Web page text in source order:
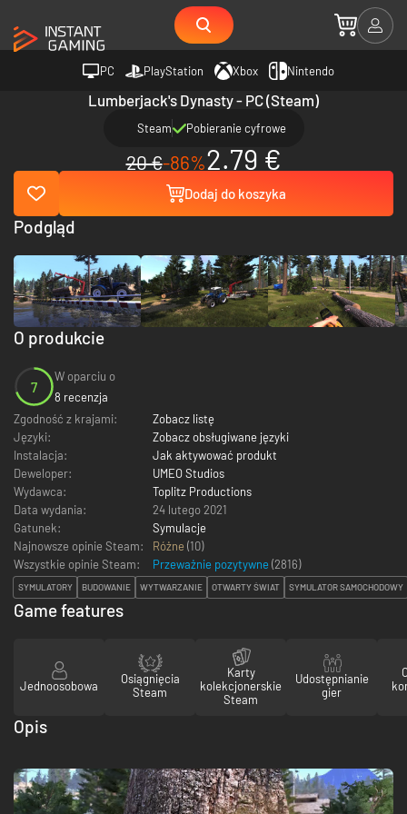
PC PlayStation Xbox Nintendo
Lumberjack's Dynasty - PC (Steam)
Steam Pobieranie cyfrowe
20 €-86%2.79 €
Dodaj do koszyka
O produkcie
7
W oparciu o
8 recenzja
Zgodność z krajami:
Zobacz listę
Języki:
Zobacz obsługiwane języki
Instalacja:
Jak aktywować produkt
Deweloper:
UMEO Studios
Wydawca:
Toplitz Productions
Data wydania:
24 lutego 2021
Gatunek:
Symulacje
Najnowsze opinie Steam:
Różne (10)
Wszystkie opinie Steam:
Przeważnie pozytywne (2816)
SYMULATORY BUDOWANIE WYTWARZANIE OTWARTY ŚWIAT SYMULATOR SAMOCHODOWY
Podgląd
Game features
Jednoosobowa
Osiągnięcia
Steam
Karty
kolekcjonerskie
Steam
Udostępnianie
gier
Opis